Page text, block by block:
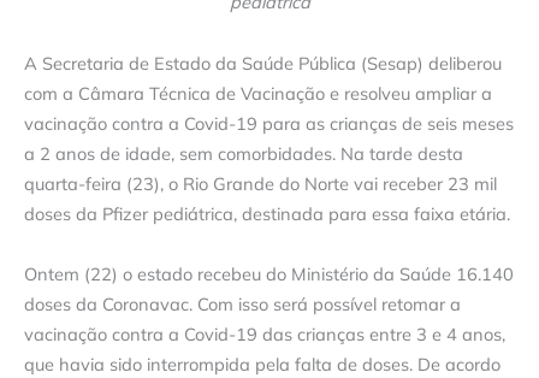
A Secretaria de Estado da Saúde Pública (Sesap) deliberou
com a Câmara Técnica de Vacinação e resolveu ampliar a
vacinação contra a Covid-19 para as crianças de seis meses
a 2 anos de idade, sem comorbidades. Na tarde desta
quarta-feira (23), o Rio Grande do Norte vai receber 23 mil
doses da Pfizer pediátrica, destinada para essa faixa etária.
Ontem (22) o estado recebeu do Ministério da Saúde 16.140
doses da Coronavac. Com isso será possível retomar a
vacinação contra a Covid-19 das crianças entre 3 e 4 anos,
que havia sido interrompida pela falta de doses. De acordo